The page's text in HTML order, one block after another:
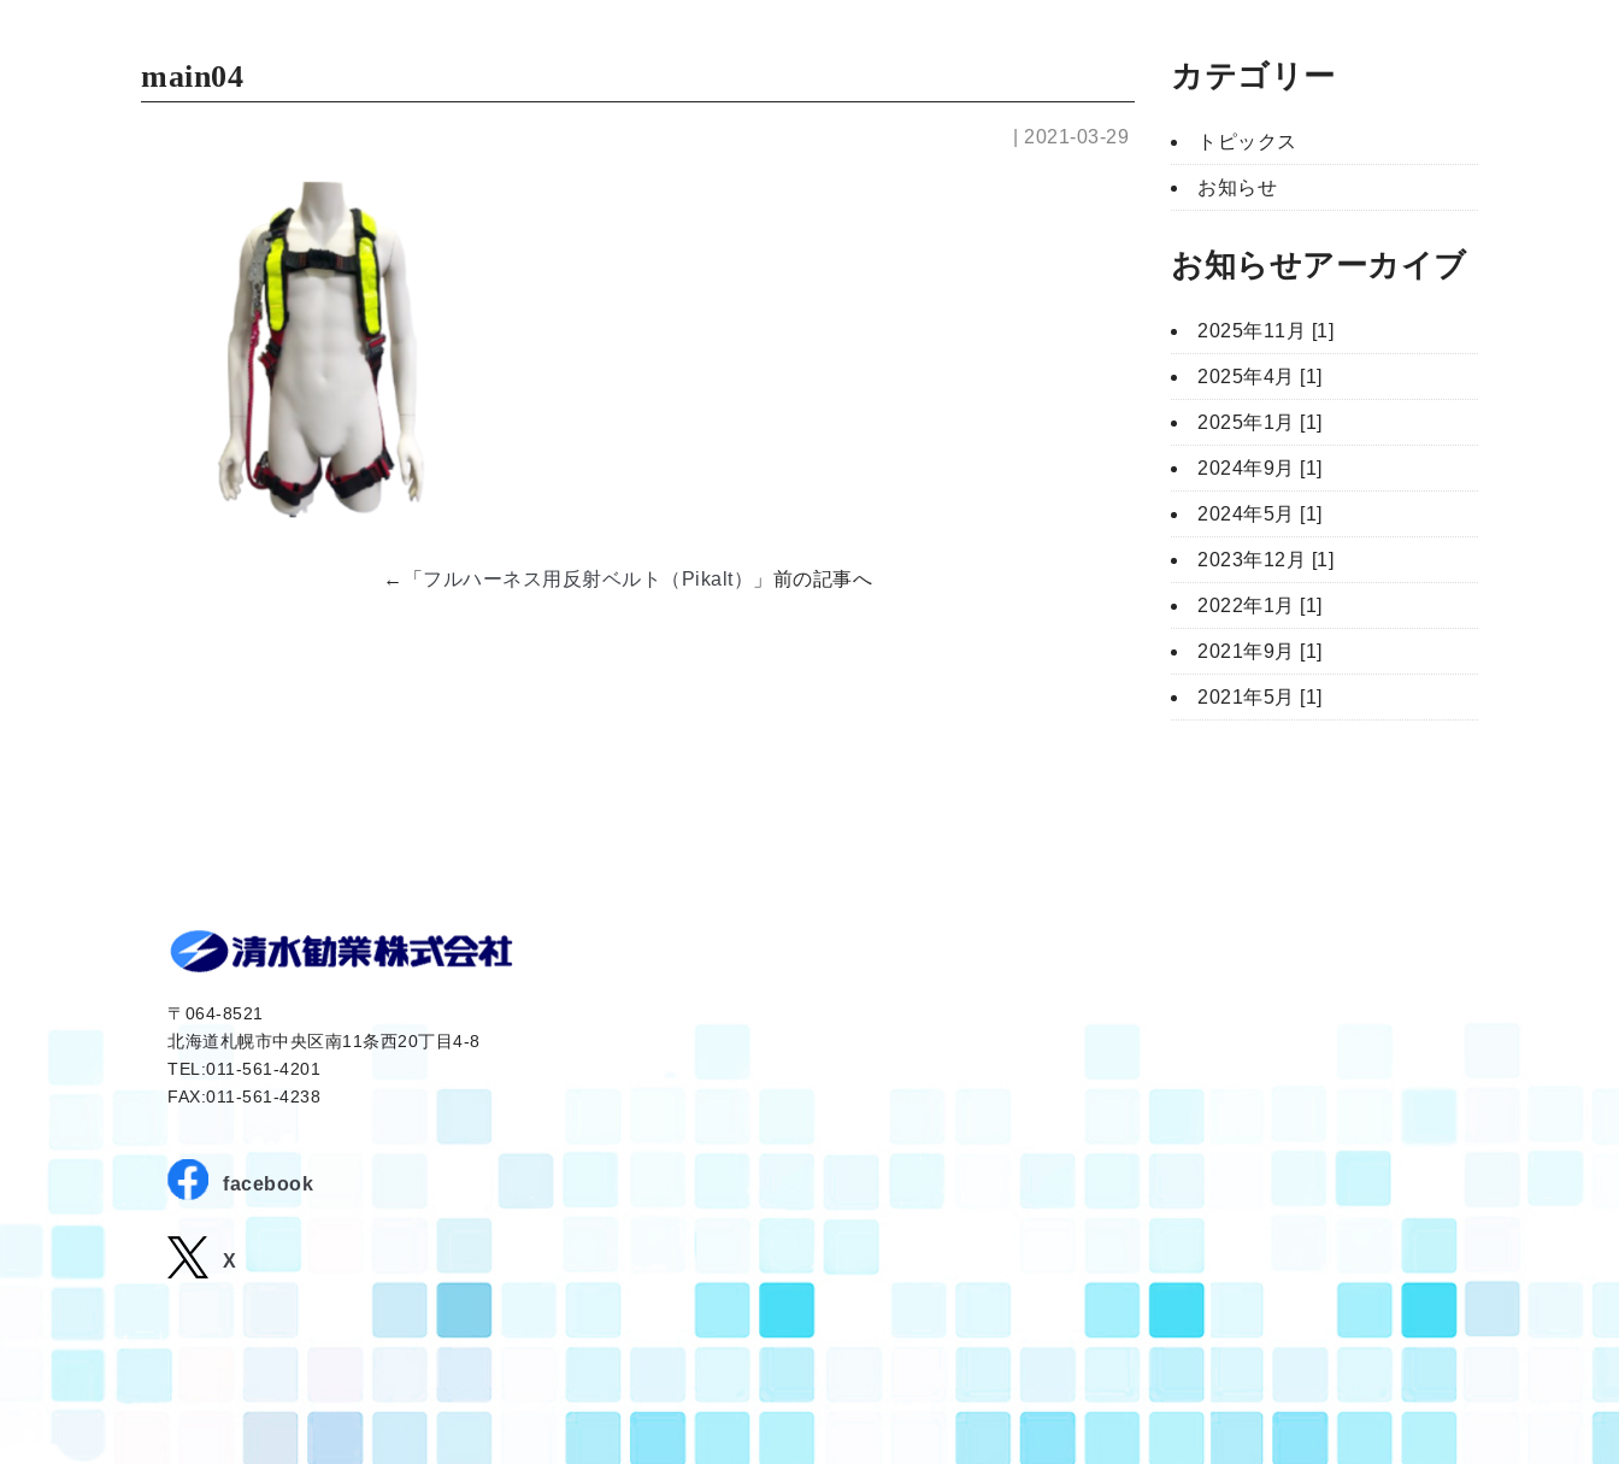
main04
| 2021-03-29
←「 フルハーネス用反射ベルト（Pikalt） 」前の記事へ
カテゴリー
トピックス
お知らせ
お知らせアーカイブ
2025年11月 [1]
2025年4月 [1]
2025年1月 [1]
2024年9月 [1]
2024年5月 [1]
2023年12月 [1]
2022年1月 [1]
2021年9月 [1]
2021年5月 [1]
〒064-8521
北海道札幌市中央区南11条西20丁目4-8
TEL:011-561-4201
FAX:011-561-4238
facebook
X